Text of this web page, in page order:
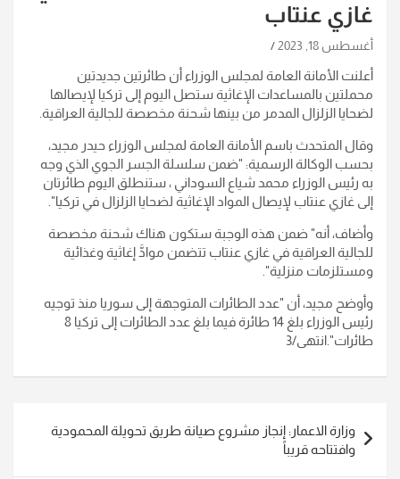
غازي عنتاب
أغسطس 18, 2023
أعلنت الأمانة العامة لمجلس الوزراء أن طائرتين جديدتين
محملتين بالمساعدات الإغاثية ستصل اليوم إلى تركيا لإيصالها
لضحايا الزلزال المدمر من بينها شحنة مخصصة للجالية العراقية.
وقال المتحدث باسم الأمانة العامة لمجلس الوزراء حيدر مجيد،
بحسب الوكالة الرسمية: "ضمن سلسلة الجسر الجوي الذي وجه
به رئيس الوزراء محمد شياع السوداني ، ستنطلق اليوم طائرتان
إلى غازي عنتاب لإيصال المواد الإغاثية لضحايا الزلزال في تركيا".
وأضاف، أنه" ضمن هذه الوجبة ستكون هناك شحنة مخصصة
للجالية العراقية في غازي عنتاب تتضمن موادَّ إغاثية وغذائية
ومستلزمات منزلية".
وأوضح مجيد، أن "عدد الطائرات المتوجهة إلى سوريا منذ توجيه
رئيس الوزراء بلغ 14 طائرة فيما بلغ عدد الطائرات إلى تركيا 8
طائرات".انتهى/3
المقالات
وزارة الاعمار: إنجاز مشروع صيانة طريق تحويلة المحمودية
وافتتاحه قريباً